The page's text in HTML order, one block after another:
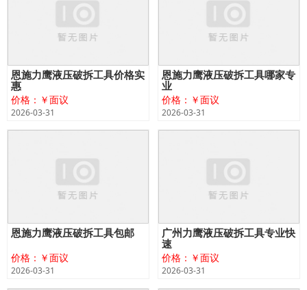
恩施力鹰液压破拆工具价格实
惠
价格：￥面议
2026-03-31
恩施力鹰液压破拆工具哪家专
业
价格：￥面议
2026-03-31
恩施力鹰液压破拆工具包邮
价格：￥面议
2026-03-31
广州力鹰液压破拆工具专业快
速
价格：￥面议
2026-03-31